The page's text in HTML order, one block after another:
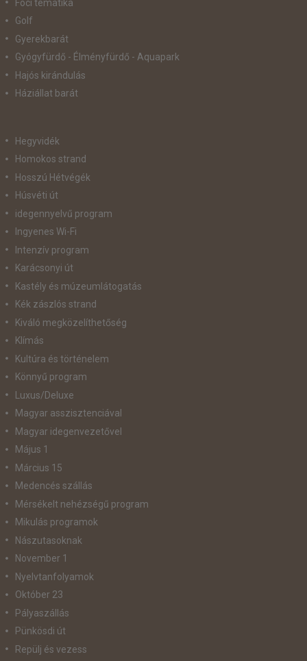
Foci tematika
Golf
Gyerekbarát
Gyógyfürdő - Élményfürdő - Aquapark
Hajós kirándulás
Háziállat barát
Hegyvidék
Homokos strand
Hosszú Hétvégék
Húsvéti út
idegennyelvű program
Ingyenes Wi-Fi
Intenzív program
Karácsonyi út
Kastély és múzeumlátogatás
Kék zászlós strand
Kiváló megközelíthetőség
Klímás
Kultúra és történelem
Könnyű program
Luxus/Deluxe
Magyar asszisztenciával
Magyar idegenvezetővel
Május 1
Március 15
Medencés szállás
Mérsékelt nehézségű program
Mikulás programok
Nászutasoknak
November 1
Nyelvtanfolyamok
Október 23
Pályaszállás
Pünkösdi út
Repülj és vezess